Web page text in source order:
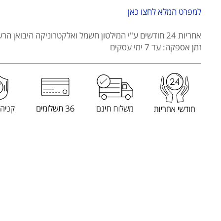
למפרט המלא לחצו כאן
אחריות 24 חודשים
ע"י המילטון חשמל ואלקטרוניקה היבואן
זמן אספקה: עד 7 ימי עסקים